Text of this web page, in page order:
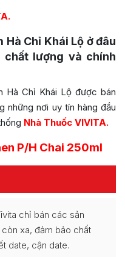
Hà Chỉ Khái Lộ ở đâu
lượng và chính
Hà Chỉ Khái Lộ được bán
những nơi uy tín hàng đầu
Nhà Thuốc VIVITA.
P/H Chai 250ml
chỉ bán các sản
xa, đảm bảo chất
date, cận date.